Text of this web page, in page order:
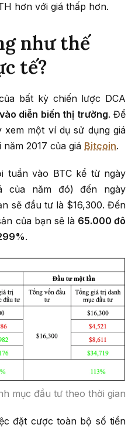
hơn với giá thấp hơn.
như thế
tế?
bất kỳ chiến lược DCA
diễn biến thị trường. Để
một ví dụ sử dụng giá
2017 của giá Bitcoin.
tuần vào BTC kể từ ngày
của năm đó) đến ngày
sẽ đầu tư là $16,300. Đến
của bạn sẽ là 65.000 đô
.
mục đầu tư theo thời gian
đặt cược toàn bộ số tiền